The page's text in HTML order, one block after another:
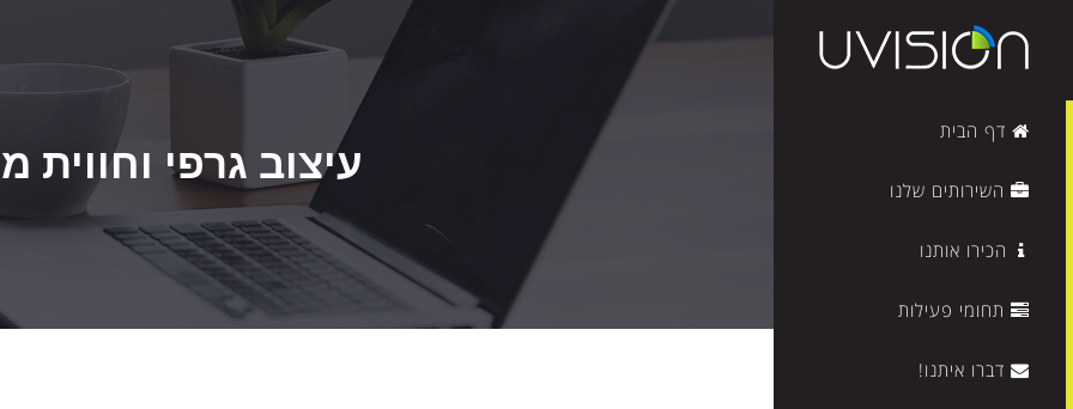
דף הבית
השירותים שלנו
הכירו אותנו
תחומי פעילות
דברו איתנו!
עיצוב גרפי